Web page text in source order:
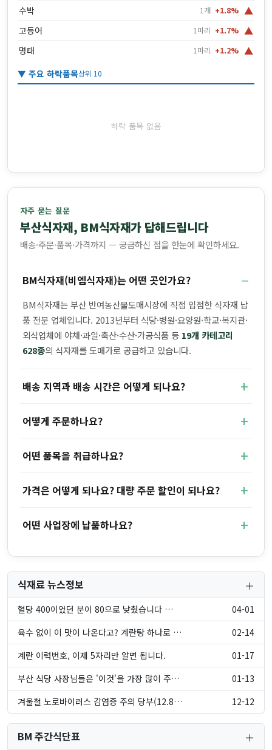
수박 1개 +1.8% ▲
고등어 1마리 +1.7% ▲
명태 1마리 +1.2% ▲
▼ 주요 하락품목상위 10
하락 품목 없음
자주 묻는 질문
부산식자재, BM식자재가 답해드립니다
배송·주문·품목·가격까지 — 궁금하신 점을 한눈에 확인하세요.
BM식자재(비엠식자재)는 어떤 곳인가요?
BM식자재는 부산 반여농산물도매시장에 직접 입점한 식자재 납
품 전문 업체입니다. 2013년부터 식당·병원·요양원·학교·복지관·
외식업체에 야채·과일·축산·수산·가공식품 등 19개 카테고리
628종의 식자재를 도매가로 공급하고 있습니다.
배송 지역과 배송 시간은 어떻게 되나요?
어떻게 주문하나요?
어떤 품목을 취급하나요?
가격은 어떻게 되나요? 대량 주문 할인이 되나요?
어떤 사업장에 납품하나요?
식재료 뉴스정보
혈당 400이었던 분이 80으로 낮췄습니다 …
04-01
육수 없이 이 맛이 나온다고? 계란탕 하나로 …
02-14
계란 이력번호, 이제 5자리만 알면 됩니다.
01-17
부산 식당 사장님들은 '이것'을 가장 많이 주…
01-13
겨울철 노로바이러스 감염증 주의 당부(12.8…
12-12
BM 주간식단표